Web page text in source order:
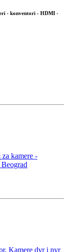
- konventori - HDMI -